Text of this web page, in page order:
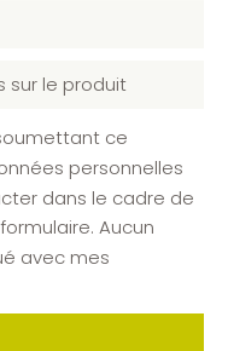
ce
personnelles
dans le cadre de
Aucun
avec mes